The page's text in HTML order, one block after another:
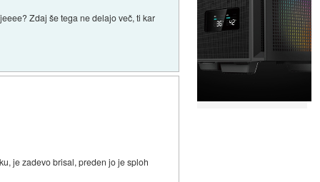
Zdaj še tega ne delajo več, ti kar
je zadevo brisal, preden jo je sploh